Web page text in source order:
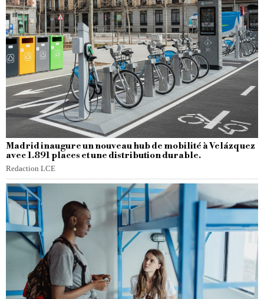
Madrid inaugure un nouveau hub de mobilité à Velázquez
avec 1.891 places et une distribution durable.
Redaction LCE